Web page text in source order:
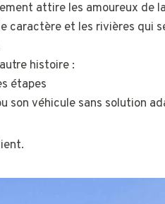
attire les amoureux de
caractère et les rivières qui
histoire :
étapes
son véhicule sans solution